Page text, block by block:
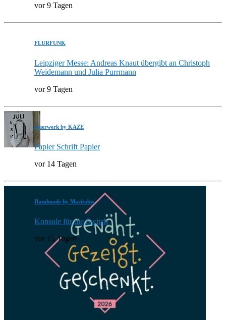
vor 9 Tagen
FLURFUNK
Leipziger Messe: Andreas Knaut übergibt an Christoph
Weidemann und Julia Purrmann
vor 9 Tagen
feuerwerk by KAZE
Papier Schrift Papier
vor 14 Tagen
Handmade by Maritabw
Konsole für die Switch
vor 15 Tagen